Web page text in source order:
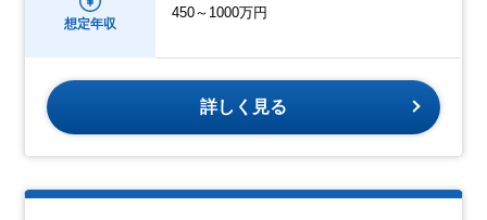
想定年収
450～1000万円
詳しく見る